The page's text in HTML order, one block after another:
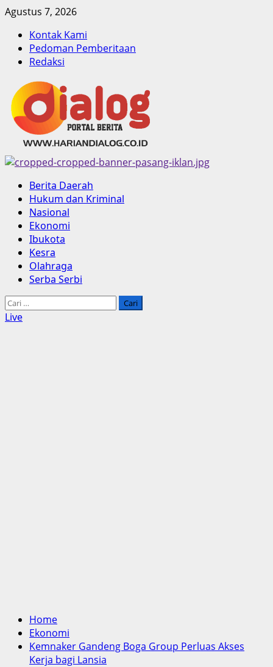
Skip
content
Agustus 7, 2026
Kontak Kami
Pedoman Pemberitaan
Redaksi
Primary
Menu
Berita Daerah
Hukum dan Kriminal
Nasional
Ekonomi
Ibukota
Kesra
Olahraga
Serba Serbi
Cari
untuk:
Live
Home
Ekonomi
Kemnaker Gandeng Boga Group Perluas Akses
Kerja bagi Lansia